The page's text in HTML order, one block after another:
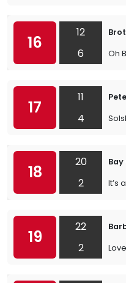
16
12
6
Oh
17
11
4
18
20
2
It’s
19
22
2